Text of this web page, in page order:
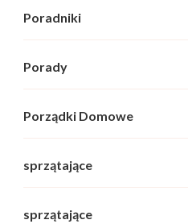
Poradniki
Porady
Porządki Domowe
sprzątające
sprzątające